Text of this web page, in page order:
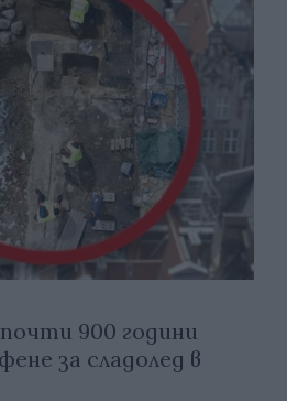
900 години
за сладолед в